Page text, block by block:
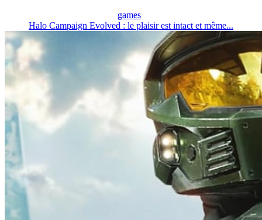
games
Halo Campaign Evolved : le plaisir est intact et même...